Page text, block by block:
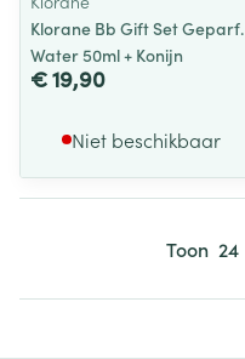
Klorane Bb Gift Set Geparf.
Water 50ml + Konijn
€ 19,90
Niet beschikbaar
Toon